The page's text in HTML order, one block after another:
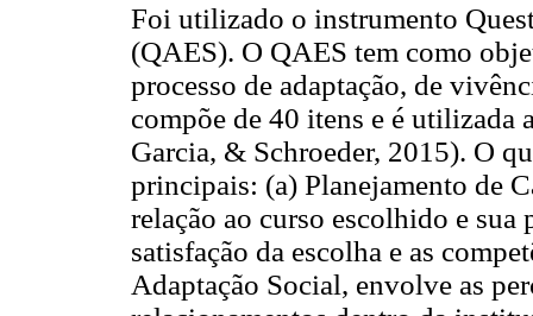
Foi utilizado o instrumento
(QAES). O QAES tem como
processo de adaptação, de
compõe de 40 itens e é utilizada
Garcia, & Schroeder, 2015). O
principais: (a) Planejamento de
relação ao curso escolhido e
satisfação da escolha e as
Adaptação Social, envolve as